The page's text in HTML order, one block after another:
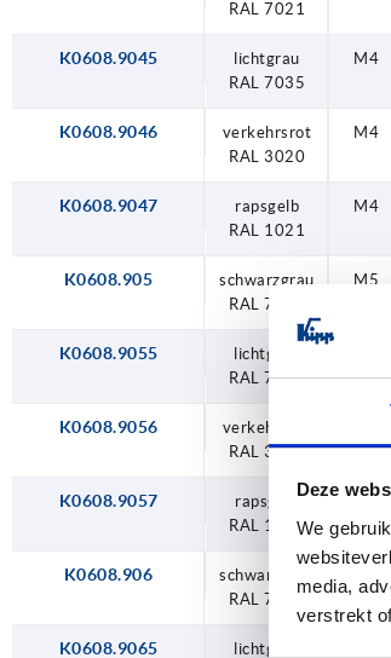
Deze
We
media,
verstrekt
RAL 7021
K0608.9045
lichtgrau
RAL 7035
M4
K0608.9046
verkehrsrot
RAL 3020
M4
K0608.9047
rapsgelb
RAL 1021
M4
K0608.905
schwarzgrau
RAL 7021
M5
K0608.9055
lichtgrau
RAL 7035
K0608.9056
verkehrsrot
RAL 3020
K0608.9057
rapsgelb
RAL 1021
M5
K0608.906
schwarzgrau
RAL 7021
K0608.9065
lichtgrau